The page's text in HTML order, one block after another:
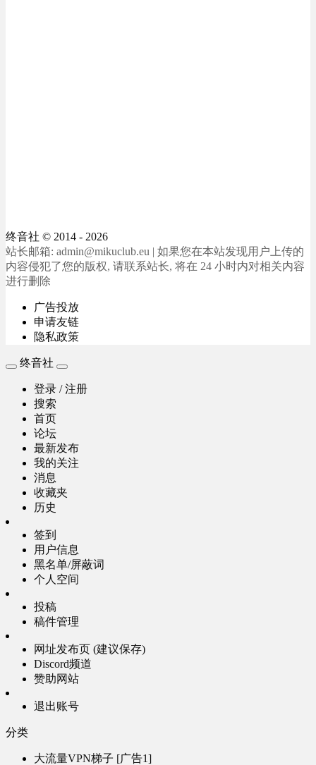
终音社 © 2014 - 2026
站长邮箱: admin@mikuclub.eu | 如果您在本站发现用户上传的
内容侵犯了您的版权, 请联系站长, 将在 24 小时内对相关内容
进行删除
广告投放
申请友链
隐私政策
终音社
登录 / 注册
搜索
首页
论坛
最新发布
我的关注
消息
收藏夹
历史
签到
用户信息
黑名单/屏蔽词
个人空间
投稿
稿件管理
网址发布页 (建议保存)
Discord频道
赞助网站
退出账号
分类
大流量VPN梯子 [广告1]